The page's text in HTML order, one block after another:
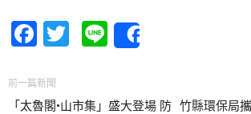
Facebook
Twitter
Line
前一篇新聞
「太魯閣•山市集」盛大登場 防 竹縣環保局